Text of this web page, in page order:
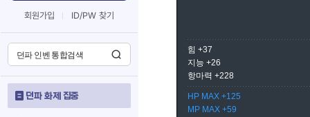
회원가입 ID/PW 찾기
던파 화제 집중
힘 +37
지능 +26
항마력 +228
HP MAX +125
MP MAX +59